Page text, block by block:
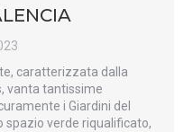
caratterizzata dalla
vanta tantissime
i Giardini del
spazio verde riqualificato,